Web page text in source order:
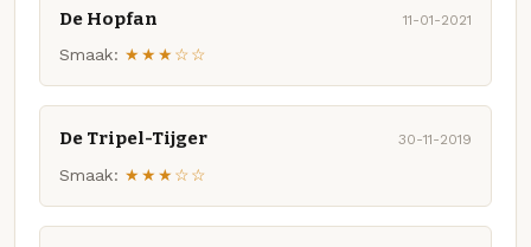
De Hopfan 11-01-2021
Smaak: ★★★☆☆
De Tripel-Tijger 30-11-2019
Smaak: ★★★☆☆